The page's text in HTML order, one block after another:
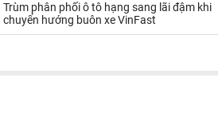
Trùm phân phối ô tô hạng sang lãi đậm khi
chuyển hướng buôn xe VinFast